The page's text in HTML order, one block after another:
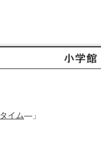
タイム―」